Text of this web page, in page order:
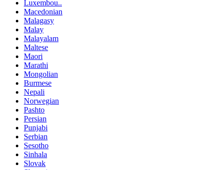
Luxembou..
Macedonian
Malagasy
Malay
Malayalam
Maltese
Maori
Marathi
Mongolian
Burmese
Nepali
Norwegian
Pashto
Persian
Punjabi
Serbian
Sesotho
Sinhala
Slovak